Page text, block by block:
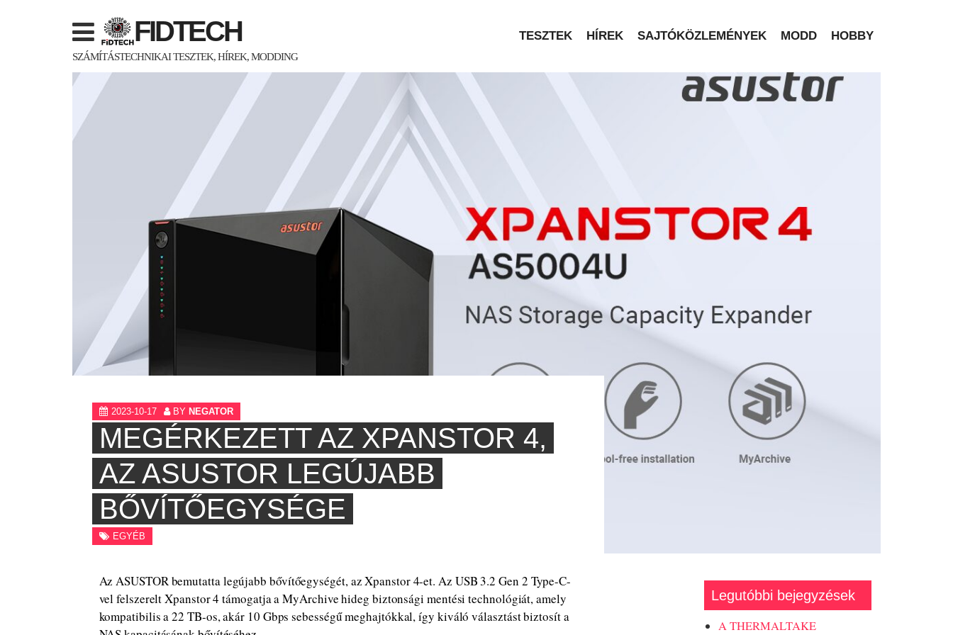
FIDTECH
SZÁMÍTÁSTECHNIKAI TESZTEK, HÍREK, MODDING
TESZTEK HÍREK SAJTÓKÖZLEMÉNYEK MODD HOBBY
2023-10-17 BY NEGATOR
MEGÉRKEZETT AZ XPANSTOR 4,
AZ ASUSTOR LEGÚJABB
BŐVÍTŐEGYSÉGE
EGYÉB
Az ASUSTOR bemutatta legújabb bővítőegységét, az Xpanstor 4-et. Az USB 3.2 Gen 2 Type-C-
vel felszerelt Xpanstor 4 támogatja a MyArchive hideg biztonsági mentési technológiát, amely
kompatibilis a 22 TB-os, akár 10 Gbps sebességű meghajtókkal, így kiváló választást biztosít a
Legutóbbi bejegyzések
A THERMALTAKE